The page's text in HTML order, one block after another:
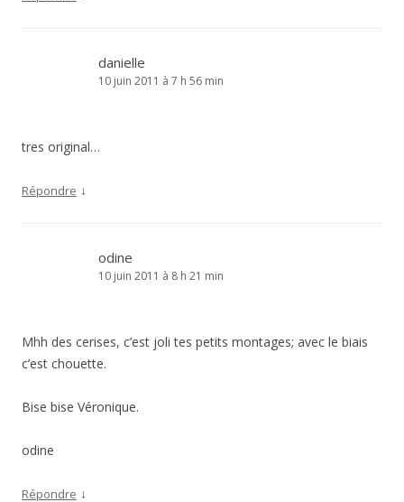
danielle
10 juin 2011 à 7 h 56 min
tres original…
Répondre ↓
odine
10 juin 2011 à 8 h 21 min
Mhh des cerises, c’est joli tes petits montages; avec le biais
c’est chouette.
Bise bise Véronique.
odine
Répondre ↓